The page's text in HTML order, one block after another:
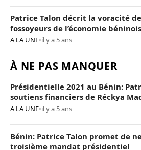
Patrice Talon décrit la voracité
fossoyeurs de l’économie
A LA UNE•il y a 5 ans
À NE PAS MANQUER
Présidentielle 2021 au Bénin:
soutiens financiers de Réckya
A LA UNE•il y a 5 ans
Bénin: Patrice Talon promet de
troisième mandat présidentiel